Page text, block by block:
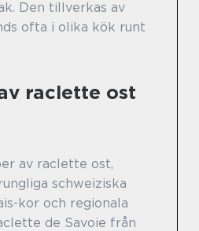
Den tillverkas av
ofta i olika kök runt
raclette ost
av raclette ost,
schweiziska
kor och regionala
de Savoie från